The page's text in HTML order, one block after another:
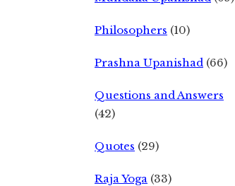
Philosophers (10)
Prashna Upanishad (66)
Questions and Answers
(42)
Quotes (29)
Raja Yoga (33)